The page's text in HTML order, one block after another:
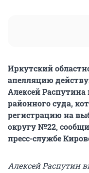
Иркутский
апелляцию
Алексей
районного суда,
регистрацию на
округу №22,
пресс-службе
Алексей Распутин